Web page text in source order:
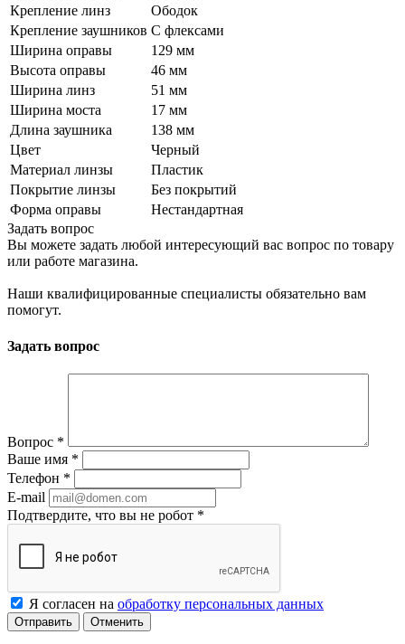
Крепление линз
Ободок
Крепление заушников С флексами
Ширина оправы
129 мм
Высота оправы
46 мм
Ширина линз
51 мм
Ширина моста
17 мм
Длина заушника
138 мм
Цвет
Черный
Материал линзы
Пластик
Покрытие линзы
Без покрытий
Форма оправы
Нестандартная
Задать вопрос
Вы можете задать любой интересующий вас вопрос по товару
или работе магазина.
Наши квалифицированные специалисты обязательно вам
помогут.
Задать вопрос
Вопрос *
Ваше имя *
Телефон *
E-mail
Подтвердите, что вы не робот *
Я согласен на обработку персональных данных
Отменить